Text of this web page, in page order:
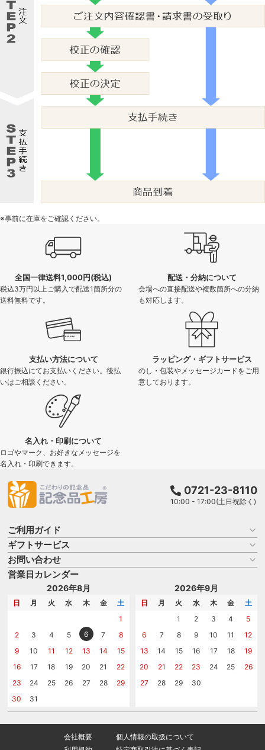
※事前に在庫をご確認ください。
全国一律送料1,000円(税込)
税込3万円以上ご購入で配送1箇所分の
送料無料です。
配送・分納について
会場への直接配送や複数箇所への分納
も対応します。
支払い方法について
銀行振込にてお支払いください。後払
いはご相談ください。
ラッピング・ギフトサービス
のし・包装やメッセージカードをご用
意しております。
名入れ・印刷について
ロゴやマーク、お好きなメッセージを
名入れ・印刷できます。
0721-23-8110
10:00 - 17:00(土日祝除く)
ご利用ガイド
お買い物ガイド
よくある質問
はじめての記念品選び
記念品工房の使い方
ギフトサービス
名入れについて
のし
メッセージカード
お問い合わせ
商品選びを相談する
名入れについて相談する
カタログを請求する
営業日カレンダー
2026年8月
日 月 火 水 木 金
土
1
2
3 4 5 6 7
8
9
10 11 12 13 14
15
16
17 18 19 20 21
22
23
24 25 26 27 28
29
30
31
2026年9月
日 月 火 水 木 金
土
1
2 3 4
5
6
7 8 9 10 11
12
13
14 15 16 17 18
19
20
21 22 23 24 25
26
27
28 29 30
会社概要
個人情報の取扱について